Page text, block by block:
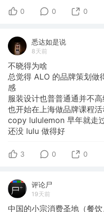
0 0 0
悉达如是说
8天前
不晓得为啥
总觉得 ALO 的品牌策划做
感
服装设计也普普通通并不高
也开始在上海做品牌课程活
copy lululemon 早年就走
还没 lulu 做得好
3 0 0
评论尸
19天前
中国的小宗消费圣地（餐